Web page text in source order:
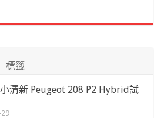
標籤
清新 Peugeot 208 P2 Hybrid試